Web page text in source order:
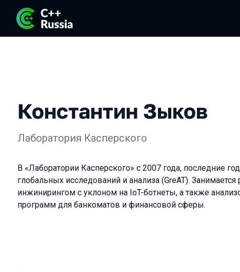
Константин Зыков
Лаборатория Касперского
В «Лаборатории Касперского» с 2007 года, последние
глобальных исследований и анализа (GreAT). Занимается
инжинирингом с уклоном на IoT-ботнеты, а также
программ для банкоматов и финансовой сферы.